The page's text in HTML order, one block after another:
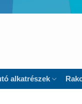
alkatrészek